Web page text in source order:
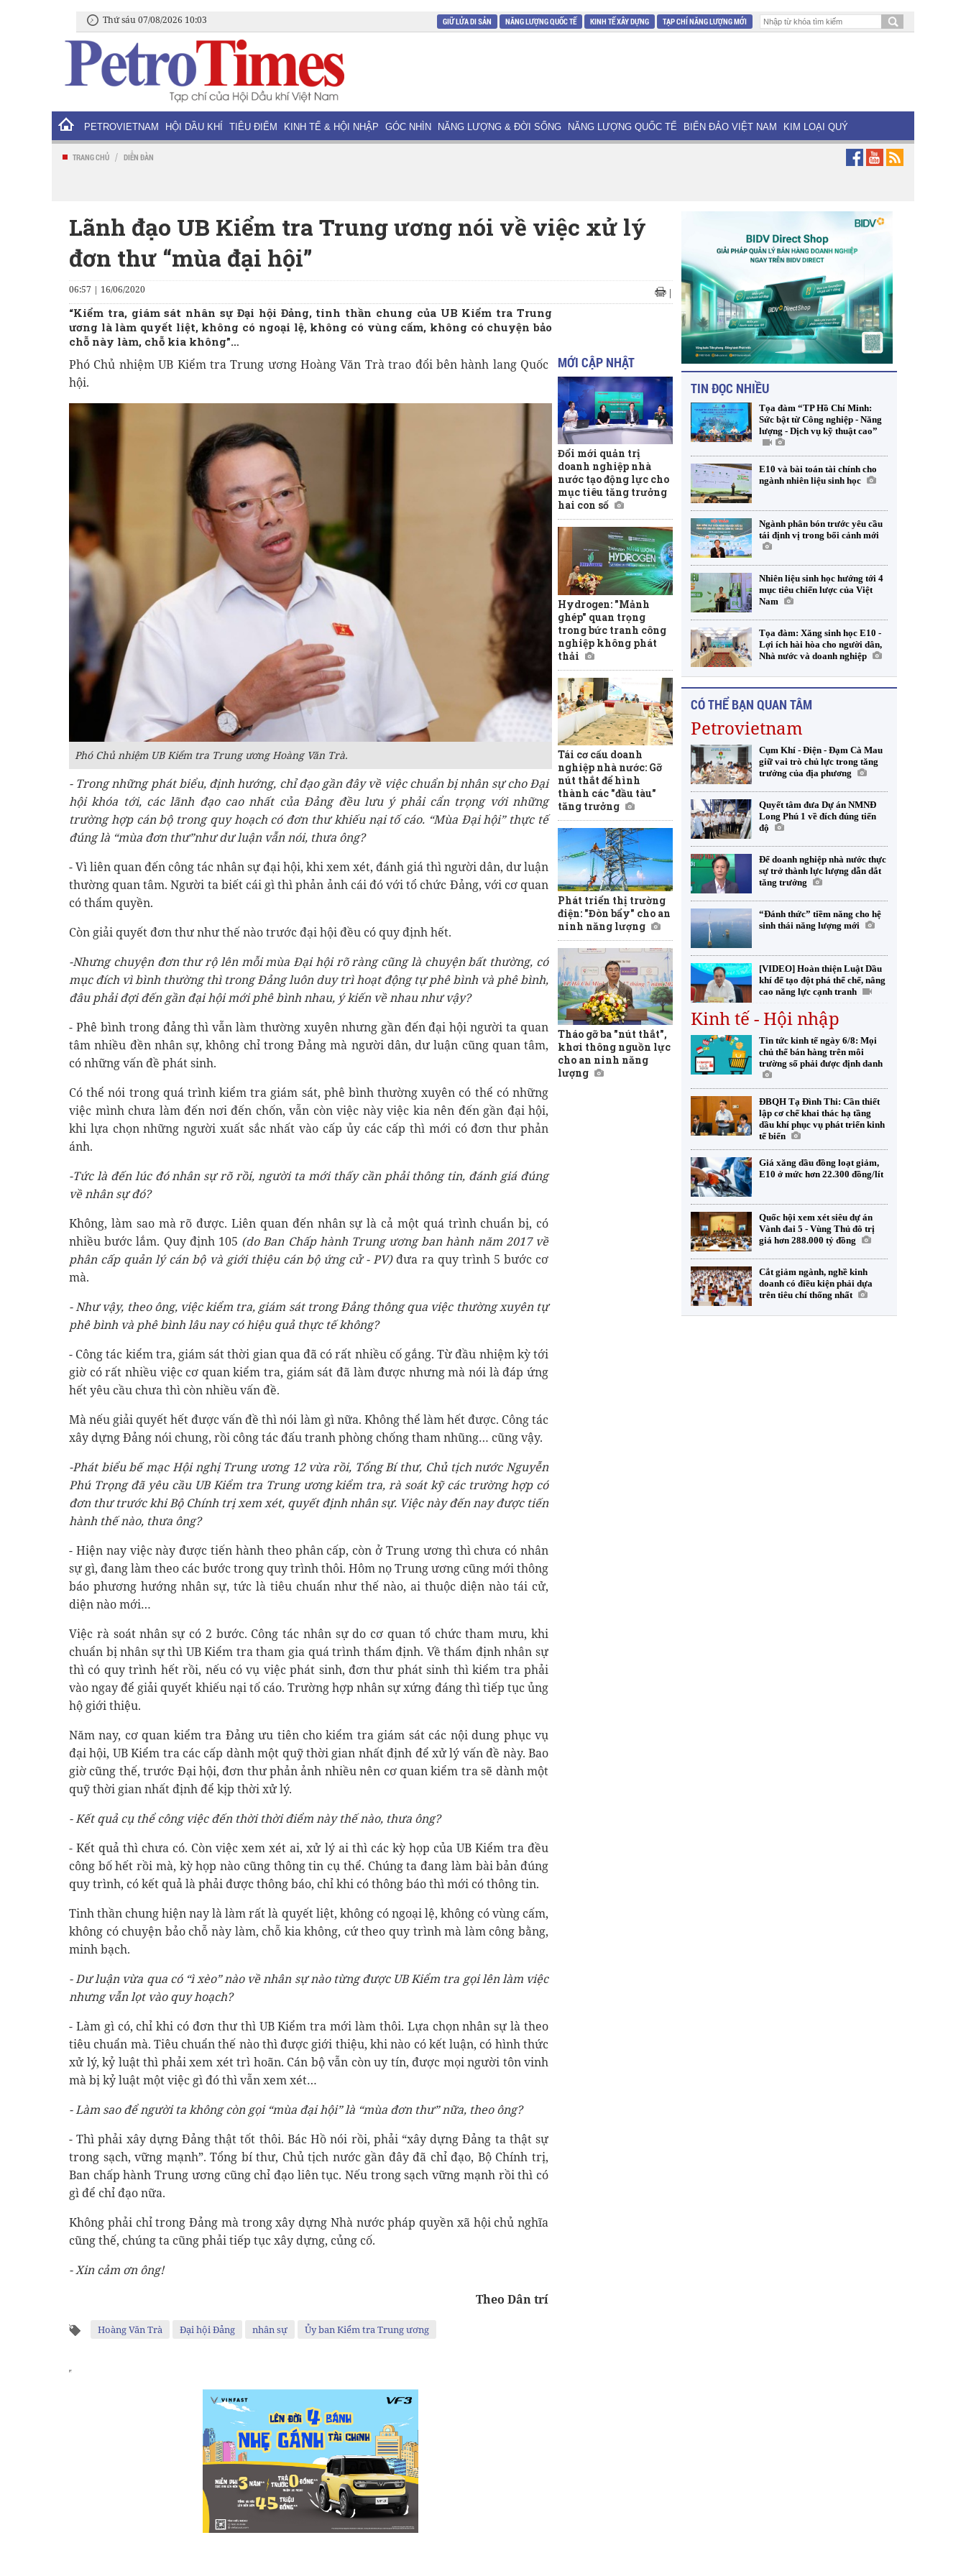
Thứ sáu 07/08/2026 10:03 GIỮ LỬA DI SẢN NĂNG LƯỢNG QUỐC TẾ KINH TẾ XÂY DỰNG TẠP CHÍ NĂNG LƯỢNG MỚI
PETROVIETNAM HỘI DẦU KHÍ TIÊU ĐIỂM KINH TẾ & HỘI NHẬP GÓC NHÌN NĂNG LƯỢNG & ĐỜI SỐNG NĂNG LƯỢNG QUỐC TẾ BIỂN ĐẢO VIỆT NAM KIM LOẠI QUÝ
TRANG CHỦ / DIỄN ĐÀN
Lãnh đạo UB Kiểm tra Trung ương nói về việc xử lý
đơn thư “mùa đại hội”
06:57 | 16/06/2020 |
“Kiểm tra, giám sát nhân sự Đại hội Đảng, tinh thần chung của UB Kiểm tra Trung
ương là làm quyết liệt, không có ngoại lệ, không có vùng cấm, không có chuyện bảo
chỗ này làm, chỗ kia không”…
Phó Chủ nhiệm UB Kiểm tra Trung ương Hoàng Văn Trà trao đổi bên hành lang Quốc
hội.
Phó Chủ nhiệm UB Kiểm tra Trung ương Hoàng Văn Trà.
- Trong những phát biểu, định hướng, chỉ đạo gần đây về việc chuẩn bị nhân sự cho Đại
hội khóa tới, các lãnh đạo cao nhất của Đảng đều lưu ý phải cẩn trọng với những
trường hợp cán bộ trong quy hoạch có đơn thư khiếu nại tố cáo. “Mùa Đại hội” thực tế
đúng là “mùa đơn thư”như dư luận vẫn nói, thưa ông?
- Vì liên quan đến công tác nhân sự đại hội, khi xem xét, đánh giá thì người dân, dư luận
thường quan tâm. Người ta biết cái gì thì phản ảnh cái đó với tổ chức Đảng, với cơ quan
có thẩm quyền.
Còn giải quyết đơn thư như thế nào trước đại hội đều có quy định hết.
-Nhưngchuyện đơn thư rộ lên mỗi mùa Đại hội rõ ràng cũng là chuyện bất thường, có
mục đích vì bình thường thì trong Đảng luôn duy trì hoạt động tự phê bình và phê bình,
đâu phải đợi đến gần đại hội mới phê bìnhnhau, ý kiến về nhau như vậy?
- Phê bình trong đảng thì vẫn làm thường xuyên nhưng gần đến đại hội người ta quan
tâm nhiều đền nhân sự, không chỉ trong Đảng mà người dân, dư luận cũng quan tâm,
có những vấn đề phát sinh.
Có thể nói trong quá trình kiểm tra giám sát, phê bình thường xuyên có thể có những
việc mình chưa làm đến nơi đến chốn, vẫn còn việc này việc kia nên đến gần đại hội,
khi lựa chọn những người xuất sắc nhất vào cấp ủy các cấp thì mới có đơn thư phản
ánh.
-Tức là đến lúc đó nhân sự rõ rồi, người ta mới thấy cần phải thông tin, đánh giá đúng
về nhân sự đó?
Không, làm sao mà rõ được. Liên quan đến nhân sự là cả một quá trình chuẩn bị, có
nhiều bước lắm. Quy định 105 (do Ban Chấp hành Trung ương ban hành năm 2017 về
phân cấp quản lý cán bộ và giới thiệu cán bộ ứng cử - PV) đưa ra quy trình 5 bước cơ
mà.
- Như vậy, theo ông, việc kiểm tra, giám sát trong Đảng thông qua việc thường xuyên tự
phê bình và phê bình lâu nay có hiệu quả thực tế không?
- Công tác kiểm tra, giám sát thời gian qua đã có rất nhiều cố gắng. Từ đầu nhiệm kỳ tới
giờ có rất nhiều việc cơ quan kiểm tra, giám sát đã làm được nhưng mà nói là đáp ứng
hết yêu cầu chưa thì còn nhiều vấn đề.
Mà nếu giải quyết hết được vấn đề thì nói làm gì nữa. Không thể làm hết được. Công tác
xây dựng Đảng nói chung, rồi công tác đấu tranh phòng chống tham nhũng… cũng vậy.
-Phát biểu bế mạc Hội nghị Trung ương 12 vừa rồi, Tổng Bí thư, Chủ tịch nước Nguyễn
Phú Trọng đã yêu cầu UB Kiểm tra Trung ương kiểm tra, rà soát kỹ các trường hợp có
đơn thư trước khi Bộ Chính trị xem xét, quyết định nhân sự. Việc này đến nay được tiến
hành thế nào, thưa ông?
- Hiện nay việc này được tiến hành theo phân cấp, còn ở Trung ương thì chưa có nhân
sự gì, đang làm theo các bước trong quy trình thôi. Hôm nọ Trung ương cũng mới thông
báo phương hướng nhân sự, tức là tiêu chuẩn như thế nào, ai thuộc diện nào tái cử,
diện nào mới…
Việc rà soát nhân sự có 2 bước. Công tác nhân sự do cơ quan tổ chức tham mưu, khi
chuẩn bị nhân sự thì UB Kiểm tra tham gia quá trình thẩm định. Về thẩm định nhân sự
thì có quy trình hết rồi, nếu có vụ việc phát sinh, đơn thư phát sinh thì kiểm tra phải
vào ngay để giải quyết khiếu nại tố cáo. Trường hợp nhân sự xứng đáng thì tiếp tục ủng
hộ giới thiệu.
Năm nay, cơ quan kiểm tra Đảng ưu tiên cho kiểm tra giám sát các nội dung phục vụ
đại hội, UB Kiểm tra các cấp dành một quỹ thời gian nhất định để xử lý vấn đề này. Bao
giờ cũng thế, trước Đại hội, đơn thư phản ảnh nhiều nên cơ quan kiểm tra sẽ dành một
quỹ thời gian nhất định để kịp thời xử lý.
- Kết quả cụ thể công việc đến thời thời điểm này thế nào, thưa ông?
- Kết quả thì chưa có. Còn việc xem xét ai, xử lý ai thì các kỳ họp của UB Kiểm tra đều
công bố hết rồi mà, kỳ họp nào cũng thông tin cụ thể. Chúng ta đang làm bài bản đúng
quy trình, có kết quả là phải được thông báo, chỉ khi có thông báo thì mới có thông tin.
Tinh thần chung hiện nay là làm rất là quyết liệt, không có ngoại lệ, không có vùng cấm,
không có chuyện bảo chỗ này làm, chỗ kia không, cứ theo quy trình mà làm công bằng,
minh bạch.
- Dư luận vừa qua có “ì xèo” nào về nhân sự nào từng được UB Kiểm tra gọi lên làm việc
nhưng vẫn lọt vào quy hoạch?
- Làm gì có, chỉ khi có đơn thư thì UB Kiểm tra mới làm thôi. Lựa chọn nhân sự là theo
tiêu chuẩn mà. Tiêu chuẩn thế nào thì được giới thiệu, khi nào có kết luận, có hình thức
xử lý, kỷ luật thì phải xem xét trì hoãn. Cán bộ vẫn còn uy tín, được mọi người tôn vinh
mà bị kỷ luật một việc gì đó thì vẫn xem xét…
- Làm sao để người ta không còn gọi “mùa đại hội” là “mùa đơn thư” nữa, theo ông?
- Thì phải xây dựng Đảng thật tốt thôi. Bác Hồ nói rồi, phải “xây dựng Đảng ta thật sự
trong sạch, vững mạnh”. Tổng bí thư, Chủ tịch nước gần đây đã chỉ đạo, Bộ Chính trị,
Ban chấp hành Trung ương cũng chỉ đạo liên tục. Nếu trong sạch vững mạnh rồi thì có
gì để chỉ đạo nữa.
Không phải chỉ trong Đảng mà trong xây dựng Nhà nước pháp quyền xã hội chủ nghĩa
cũng thế, chúng ta cũng phải tiếp tục xây dựng, củng cố.
- Xin cảm ơn ông!
Theo Dân trí
Hoàng Văn Trà Đại hội Đảng nhân sự Ủy ban Kiểm tra Trung ương
MỚI CẬP NHẬT
Đổi mới quản trị
doanh nghiệp nhà
nước tạo động lực cho
mục tiêu tăng trưởng
hai con số
Hydrogen: "Mảnh
ghép" quan trọng
trong bức tranh công
nghiệp không phát
thải
Tái cơ cấu doanh
nghiệp nhà nước: Gỡ
nút thắt để hình
thành các "đầu tàu"
tăng trưởng
Phát triển thị trường
điện: "Đòn bẩy" cho an
ninh năng lượng
Tháo gỡ ba "nút thắt",
khơi thông nguồn lực
cho an ninh năng
lượng
TIN ĐỌC NHIỀU
Tọa đàm “TP Hồ Chí Minh:
Sức bật từ Công nghiệp - Năng
lượng - Dịch vụ kỹ thuật cao”
E10 và bài toán tài chính cho
ngành nhiên liệu sinh học
Ngành phân bón trước yêu cầu
tái định vị trong bối cảnh mới
Nhiên liệu sinh học hướng tới 4
mục tiêu chiến lược của Việt
Nam
Tọa đàm: Xăng sinh học E10 -
Lợi ích hài hòa cho người dân,
Nhà nước và doanh nghiệp
CÓ THỂ BẠN QUAN TÂM
Petrovietnam
Cụm Khí - Điện - Đạm Cà Mau
giữ vai trò chủ lực trong tăng
trưởng của địa phương
Quyết tâm đưa Dự án NMNĐ
Long Phú 1 về đích đúng tiến
độ
Để doanh nghiệp nhà nước thực
sự trở thành lực lượng dẫn dắt
tăng trưởng
“Đánh thức” tiềm năng cho hệ
sinh thái năng lượng mới
[VIDEO] Hoàn thiện Luật Dầu
khí để tạo đột phá thể chế, nâng
cao năng lực cạnh tranh
Kinh tế - Hội nhập
Tin tức kinh tế ngày 6/8: Mọi
chủ thể bán hàng trên môi
trường số phải được định danh
ĐBQH Tạ Đình Thi: Cần thiết
lập cơ chế khai thác hạ tầng
dầu khí phục vụ phát triển kinh
tế biển
Giá xăng dầu đồng loạt giảm,
E10 ở mức hơn 22.300 đồng/lít
Quốc hội xem xét siêu dự án
Vành đai 5 - Vùng Thủ đô trị
giá hơn 288.000 tỷ đồng
Cắt giảm ngành, nghề kinh
doanh có điều kiện phải dựa
trên tiêu chí thống nhất